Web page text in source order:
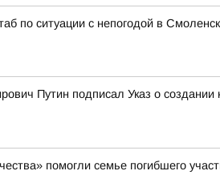
по ситуации с непогодой в
Путин подписал Указ о создании
помогли семье погибшего